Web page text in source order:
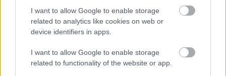
I want to allow Google to enable storage
related to analytics like cookies on web or
device identifiers in apps.
I want to allow Google to enable storage
related to functionality of the website or app.
várhatóan nálunk is június 16-án nyílik meg a teljes
júniusi kínálat.
legendás sorozat egyik legsötétebb hangvételű
epizódja. A játék Valisthea világába visz, ahol a bosszú, a